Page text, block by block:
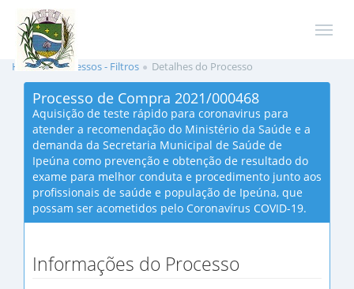
Home Processos - Filtros Detalhes do Processo
Processo de Compra 2021/000468
Aquisição de teste rápido para coronavirus para
atender a recomendação do Ministério da Saúde e a
demanda da Secretaria Municipal de Saúde de
Ipeúna como prevenção e obtenção de resultado do
exame para melhor conduta e procedimento junto aos
profissionais de saúde e população de Ipeúna, que
possam ser acometidos pelo Coronavírus COVID-19.
Informações do Processo